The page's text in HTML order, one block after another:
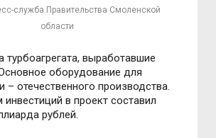
служба Правительства Смоленской
области
выработавшие
оборудование для
– отечественного производства.
в проект составил
рублей.